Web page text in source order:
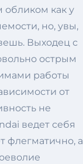
как у
но, увы,
Выходец с
острым
работы
от
не
ведет себя
флегматично, а